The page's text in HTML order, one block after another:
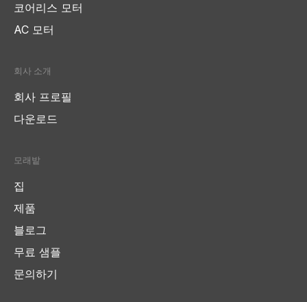
코어리스 모터
AC 모터
회사 소개
회사 프로필
다운로드
모래밭
집
제품
블로그
무료 샘플
문의하기